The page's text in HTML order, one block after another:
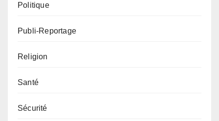
Politique
Publi-Reportage
Religion
Santé
Sécurité